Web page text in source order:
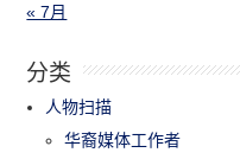
« 7月
分类
人物扫描
华裔媒体工作者